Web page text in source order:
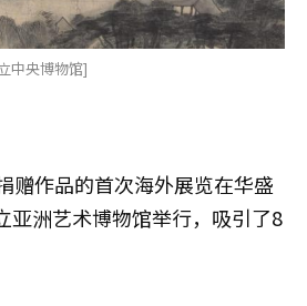
中央博物馆]
赠作品的首次海外展览在华盛
亚洲艺术博物馆举行，吸引了8